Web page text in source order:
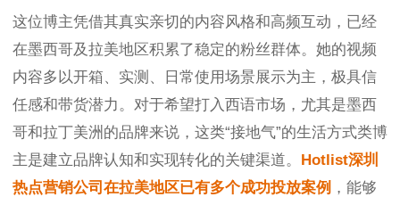
这位博主凭借其真实亲切的内容风格和高频互动，已经
在墨西哥及拉美地区积累了稳定的粉丝群体。她的视频
内容多以开箱、实测、日常使用场景展示为主，极具信
任感和带货潜力。对于希望打入西语市场，尤其是墨西
哥和拉丁美洲的品牌来说，这类“接地气”的生活方式类博
主是建立品牌认知和实现转化的关键渠道。 Hotlist深圳
热点营销公司在拉美地区已有多个成功投放案例 ，能够